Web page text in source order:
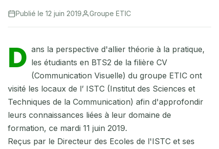
Publié le 12 juin 2019 Groupe ETIC
D ans la perspective d'allier théorie à la pratique,
les étudiants en BTS2 de la filière CV
(Communication Visuelle) du groupe ETIC ont
visité les locaux de l’ ISTC (Institut des Sciences et
Techniques de la Communication) afin d'approfondir
leurs connaissances liées à leur domaine de
formation, ce mardi 11 juin 2019.
Reçus par le Directeur des Ecoles de l'ISTC et ses